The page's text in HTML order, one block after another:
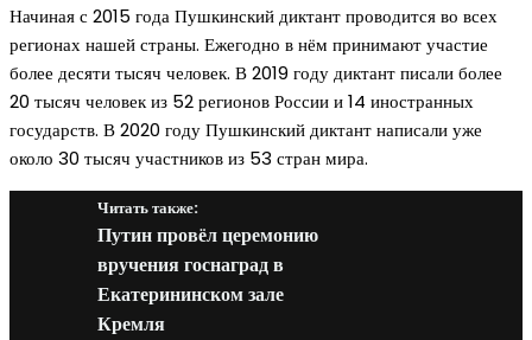
Начиная с 2015 года Пушкинский диктант проводится во всех
регионах нашей страны. Ежегодно в нём принимают участие
более десяти тысяч человек. В 2019 году диктант писали более
20 тысяч человек из 52 регионов России и 14 иностранных
государств. В 2020 году Пушкинский диктант написали уже
около 30 тысяч участников из 53 стран мира.
Читать также:
Путин провёл церемонию
вручения госнаград в
Екатерининском зале
Кремля